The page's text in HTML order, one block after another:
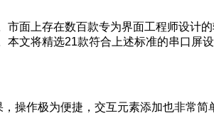
面上存在数百款专为界面工程师设计
文将精选21款符合上述标准的串口屏
操作极为便捷，交互元素添加也非常简